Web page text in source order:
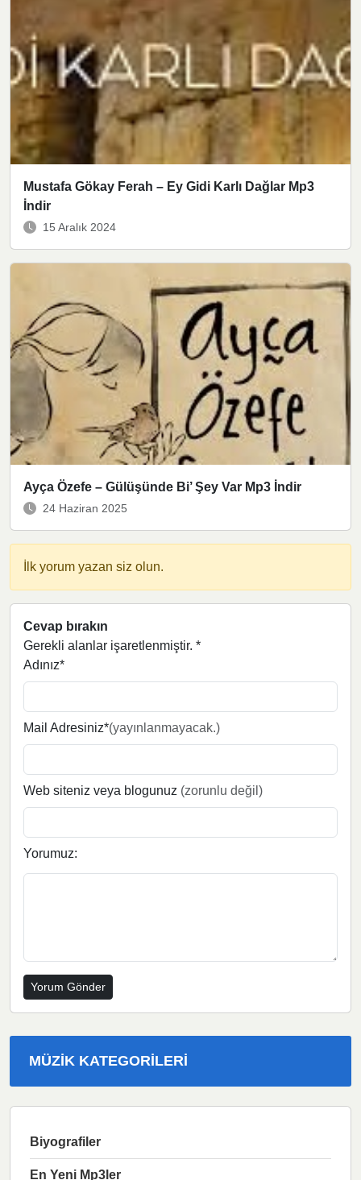
Mustafa Gökay Ferah – Ey Gidi Karlı Dağlar Mp3
İndir
15 Aralık 2024
Ayça Özefe – Gülüşünde Bi’ Şey Var Mp3 İndir
24 Haziran 2025
İlk yorum yazan siz olun.
Cevap bırakın
Gerekli alanlar işaretlenmiştir. *
Adınız*
Mail Adresiniz*(yayınlanmayacak.)
Web siteniz veya blogunuz (zorunlu değil)
Yorumuz:
MÜZIK KATEGORILERI
Biyografiler
En Yeni Mp3ler